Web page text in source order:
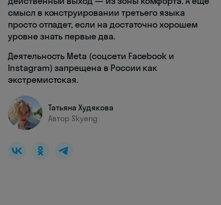
смысл в конструировании третьего языка
просто отпадет, если на достаточно хорошем
уровне знать первые два.
Деятельность Meta (соцсети Facebook и
Instagram) запрещена в России как
экстремистская.
Татьяна Худякова
Автор Skyeng